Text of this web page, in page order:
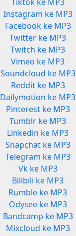
Instagram ke MP3
Facebook ke MP3
Twitter ke MP3
Twitch ke MP3
Vimeo ke MP3
Soundcloud ke MP3
Reddit ke MP3
Dailymotion ke MP3
Pinterest ke MP3
Tumblr ke MP3
Linkedin ke MP3
Snapchat ke MP3
Telegram ke MP3
Vk ke MP3
Bilibili ke MP3
Rumble ke MP3
Odysee ke MP3
Bandcamp ke MP3
Mixcloud ke MP3